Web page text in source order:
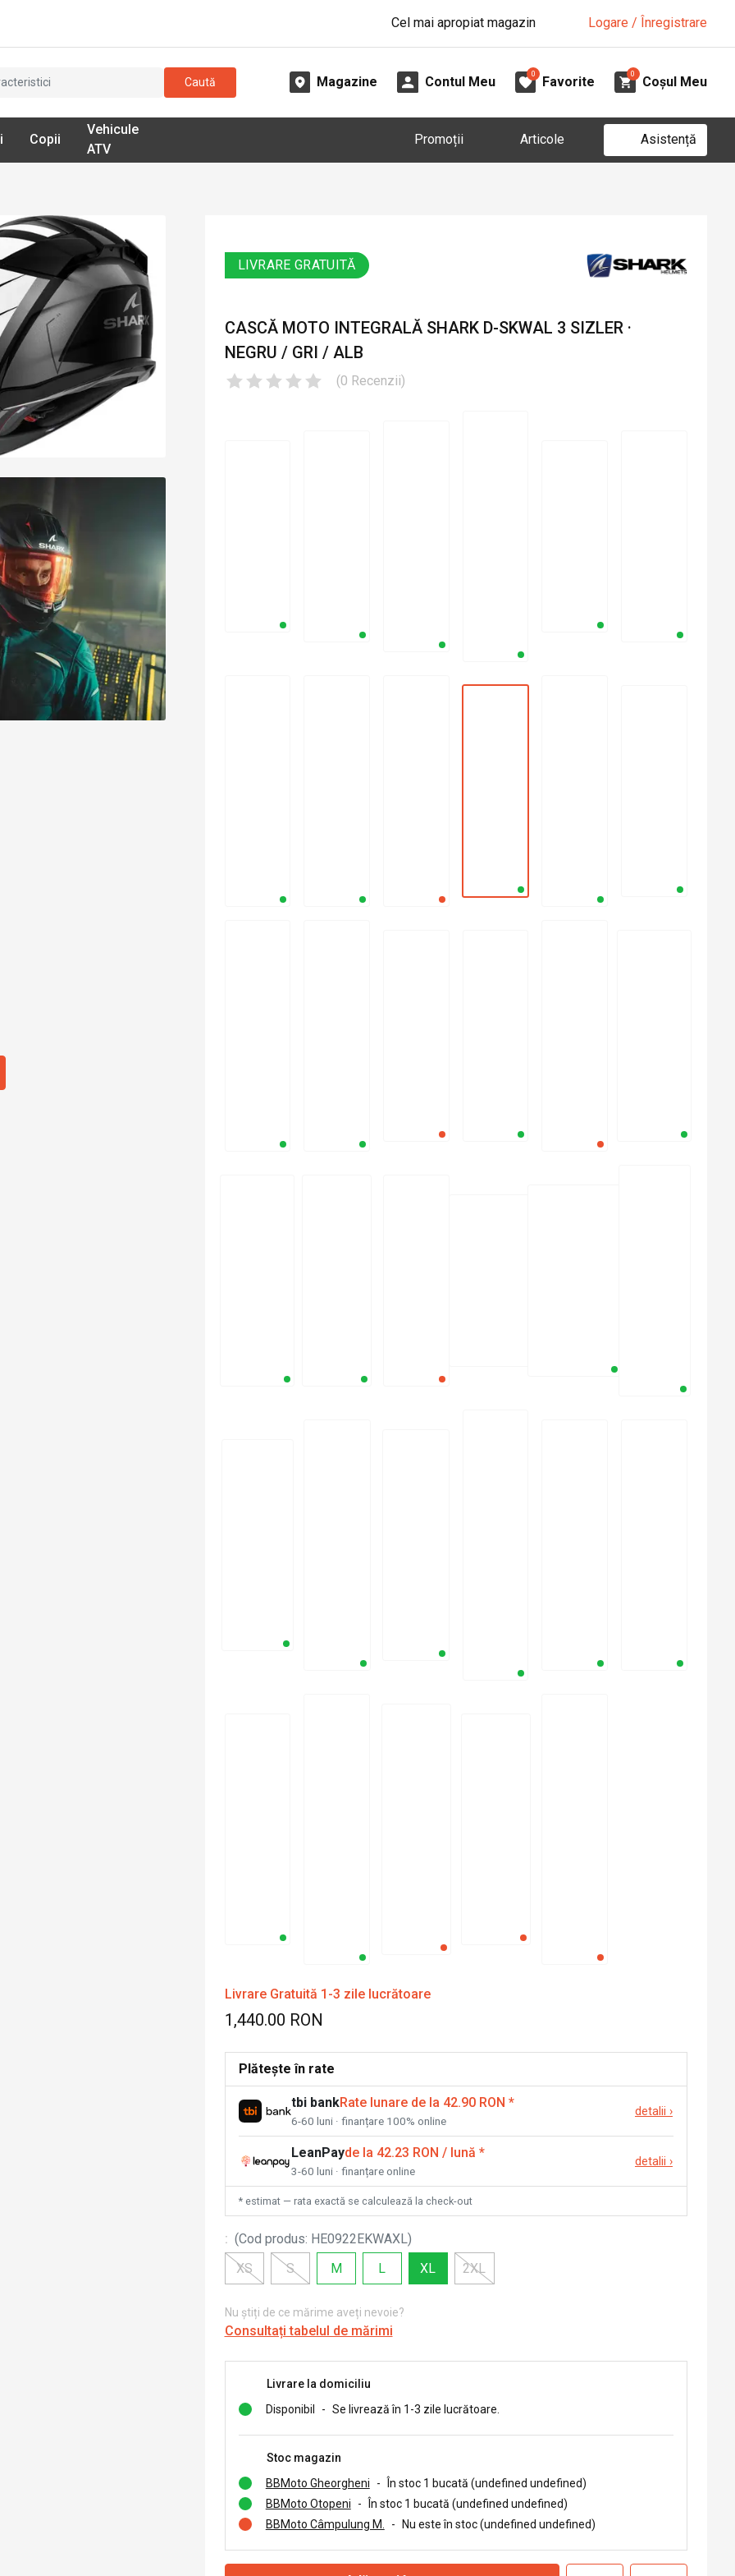
Cel mai apropiat magazin Logare / Înregistrare
Caută Magazine Contul Meu
0
Favorite
0
Coșul Meu
Copii
Vehicule
ATV
Promoții Articole Asistență
LIVRARE GRATUITĂ
CASCĂ MOTO INTEGRALĂ SHARK D-SKWAL 3 SIZLER ·
NEGRU / GRI / ALB
(0 Recenzii)
Livrare Gratuită 1-3 zile lucrătoare
1,440.00 RON
Plătește în rate
tbi bankRate lunare de la 42.90 RON *
6-60 luni · finanțare 100% online
detalii ›
LeanPayde la 42.23 RON / lună *
3-60 luni · finanțare online
detalii ›
* estimat — rata exactă se calculează la check-out
: (Cod produs: HE0922EKWAXL)
XS
S M L XL 2XL
Nu știți de ce mărime aveți nevoie?
Consultați tabelul de mărimi
Livrare la domiciliu
Disponibil
- Se livrează în 1-3 zile lucrătoare.
Stoc magazin
BBMoto Gheorgheni
-
În stoc 1 bucată (undefined undefined)
BBMoto Otopeni
-
În stoc 1 bucată (undefined undefined)
BBMoto Câmpulung M.
- Nu este în stoc (undefined undefined)